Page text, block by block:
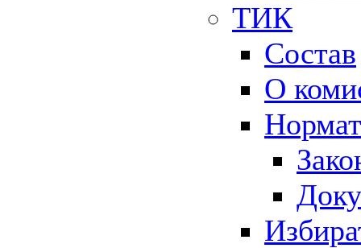
ТИК
Состав
О